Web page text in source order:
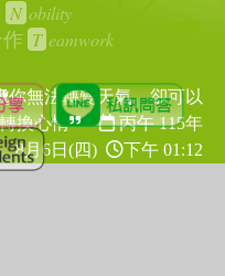
N obility
T eamwork
你無法轉變天氣，卻可以
轉換心情
丙午 115年
8月6日(四)
下午 01:12